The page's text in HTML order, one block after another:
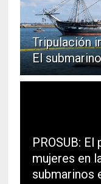
Tripulación
El
PROSUB:
mujeres en
submarinos